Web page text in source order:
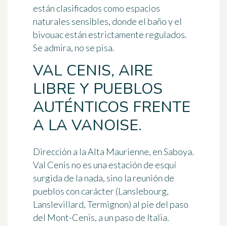
están clasificados como espacios
naturales sensibles, donde el baño y el
bivouac están estrictamente regulados.
Se admira, no se pisa.
VAL CENIS, AIRE
LIBRE Y PUEBLOS
AUTÉNTICOS FRENTE
A LA VANOISE.
Dirección a la Alta Maurienne, en Saboya.
Val Cenis no es una estación de esquí
surgida de la nada, sino la reunión de
pueblos con carácter (Lanslebourg,
Lanslevillard, Termignon) al pie del paso
del Mont-Cenis, a un paso de Italia.